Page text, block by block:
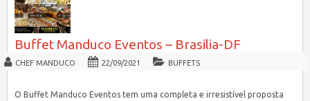
Buffet Manduco Eventos – Brasilia-DF
CHEF MANDUCO 22/09/2021 BUFFETS
O Buffet Manduco Eventos tem uma completa e irresistível proposta